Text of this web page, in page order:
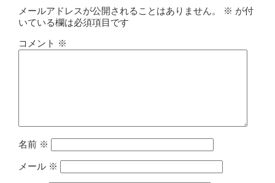
メールアドレスが公開されることはありません。 ※ が付
いている欄は必須項目です
コメント ※
名前 ※
メール ※